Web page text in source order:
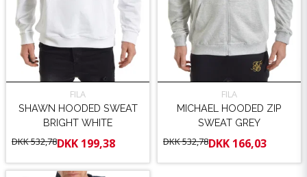
FILA
SHAWN HOODED SWEAT
BRIGHT WHITE
DKK 532,78DKK 199,38
FILA
MICHAEL HOODED ZIP
SWEAT GREY
DKK 532,78DKK 166,03